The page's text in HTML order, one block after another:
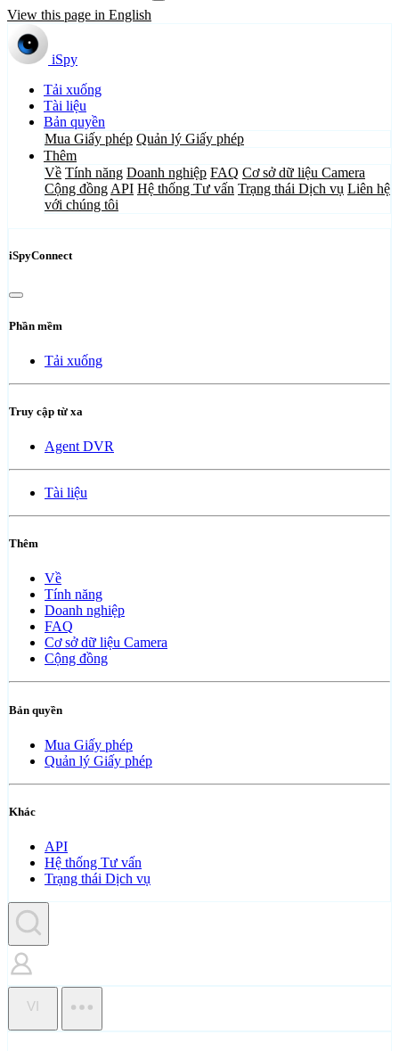
View this page in English
iSpy
Tải xuống
Tài liệu
Bản quyền
Mua Giấy phép Quản lý Giấy phép
Thêm
Về Tính năng Doanh nghiệp FAQ Cơ sở dữ liệu Camera
Cộng đồng API Hệ thống Tư vấn Trạng thái Dịch vụ Liên hệ
với chúng tôi
iSpyConnect
Phần mềm
Tải xuống
Truy cập từ xa
Agent DVR
Tài liệu
Thêm
Về
Tính năng
Doanh nghiệp
FAQ
Cơ sở dữ liệu Camera
Cộng đồng
Bản quyền
Mua Giấy phép
Quản lý Giấy phép
Khác
API
Hệ thống Tư vấn
Trạng thái Dịch vụ
VI